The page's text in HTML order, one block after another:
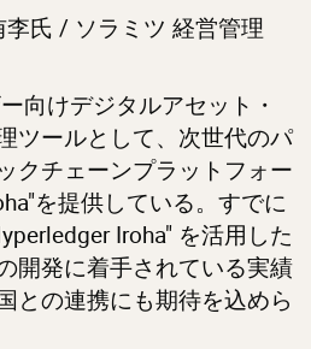
李氏 / ソラミツ 経営管理
向けデジタルアセット・
ツールとして、次世代のパ
クチェーンプラットフォー
を提供している。すでに
Iroha" を活用した
開発に着手されている実績
との連携にも期待を込めら